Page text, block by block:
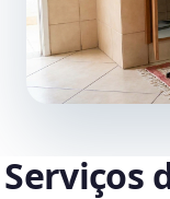
Serviços